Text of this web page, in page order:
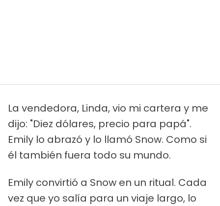
La vendedora, Linda, vio mi cartera y me
dijo: "Diez dólares, precio para papá".
Emily lo abrazó y lo llamó Snow. Como si
él también fuera todo su mundo.
Emily convirtió a Snow en un ritual. Cada
vez que yo salía para un viaje largo, lo